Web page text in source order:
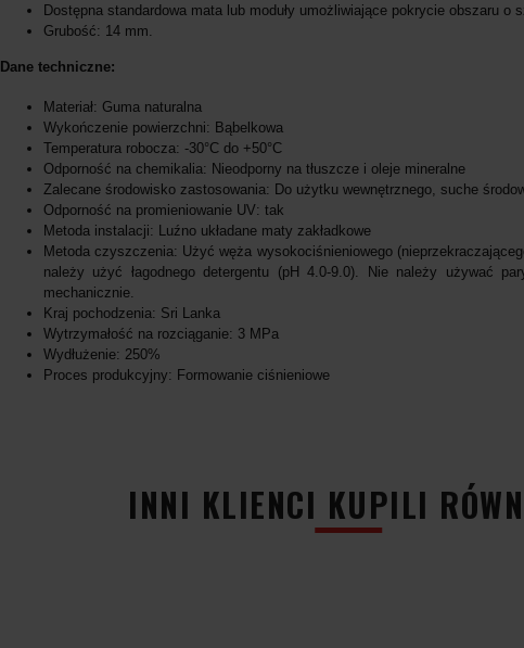
Dostępna standardowa mata lub moduły umożliwiające pokrycie obszaru o
Grubość: 14 mm.
Dane techniczne:
Materiał: Guma naturalna
Wykończenie powierzchni: Bąbelkowa
Temperatura robocza: -30°C do +50°C
Odporność na chemikalia: Nieodporny na tłuszcze i oleje mineralne
Zalecane środowisko zastosowania: Do użytku wewnętrznego, suche
Odporność na promieniowanie UV: tak
Metoda instalacji: Luźno układane maty zakładkowe
Metoda czyszczenia: Użyć węża wysokociśnieniowego
należy użyć łagodnego detergentu (pH 4.0-9.0). Nie należy używać
mechanicznie.
Kraj pochodzenia: Sri Lanka
Wytrzymałość na rozciąganie: 3 MPa
Wydłużenie: 250%
Proces produkcyjny: Formowanie ciśnieniowe
INNI KLIENCI KUPILI